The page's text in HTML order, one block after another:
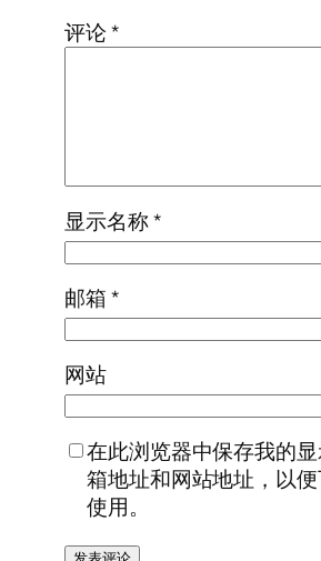
评论*
显示名称*
邮箱*
网站
在此浏览器中保存我的
箱地址和网站地址，以
使用。